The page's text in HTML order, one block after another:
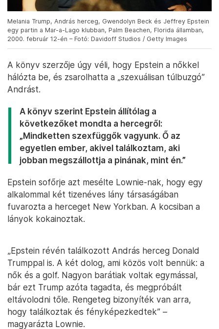
Melania Trump, András herceg, Gwendolyn Beck és Jeffrey Epstein
egy partin a Mar-a-Lago klubban, Palm Beachen, Florida államban,
2000. február 12-én – Fotó: Davidoff Studios / Getty Images
A könyv szerzője úgy véli, hogy Epstein a nőkkel
hálózta be, és zsarolhatta a „szexuálisan túlbuzgó”
Andrást.
A könyv szerint Epstein állítólag a
következőket mondta a hercegről:
„Mindketten szexfüggők vagyunk. Ő az
egyetlen ember, akivel találkoztam, aki
jobban megszállottja a pinának, mint én.”
Epstein sofőrje azt mesélte Lownie-nak, hogy egy
alkalommal két tizenéves lány társaságában
fuvarozta a herceget New Yorkban. A kocsiban a
lányok kokainoztak.
„Epstein révén találkozott András herceg Donald
Trumppal is. A két dolog, ami közös volt bennük: a
nők és a golf. Nagyon barátiak voltak egymással,
bár ezt Trump azóta tagadta, és megpróbált
eltávolodni tőle. Rengeteg bizonyíték van arra,
hogy találkoztak és fényképezkedtek” –
magyarázta Lownie.